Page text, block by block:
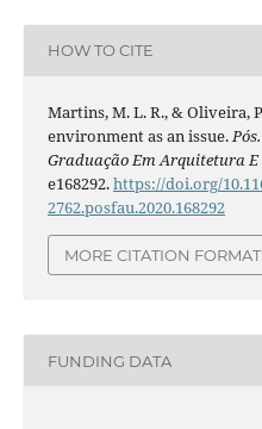
HOW TO CITE
Martins, M. L. R., & Oliveira,
environment as an issue.
Graduação Em Arquitetura E
e168292.https://doi.org/
2762.posfau.2020.168292
MORE CITATION
FUNDING DATA